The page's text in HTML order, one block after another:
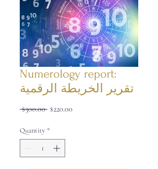
Numerology report:
تقرير الخريطة الرقمية
$300.00 Regular
$220.00
Quantity *